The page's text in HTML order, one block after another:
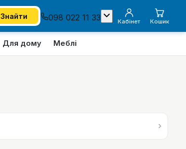
Знайти 098 022 11 33 Кабінет Кошик
Для дому Меблі
›